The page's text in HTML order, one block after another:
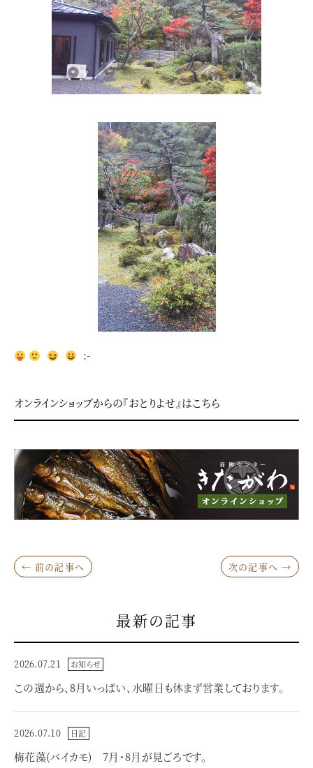
:-
オンラインショップからの『おとりよせ』はこちら
← 前の記事へ 次の記事へ →
最新の記事
2026.07.21 お知らせ
この週から、8月いっぱい、水曜日も休まず営業しております。
2026.07.10 日記
梅花藻(バイカモ) 7月・8月が見ごろです。